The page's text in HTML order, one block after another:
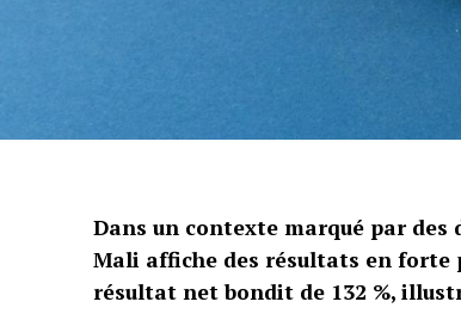
Dans un contexte marqué par
Mali affiche des résultats en forte
résultat net bondit de 132 %,